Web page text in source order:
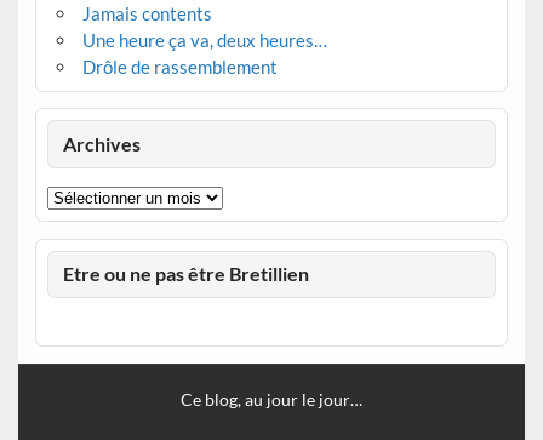
Jamais contents
Une heure ça va, deux heures…
Drôle de rassemblement
Archives
Archives
Etre ou ne pas être Bretillien
Ce blog, au jour le jour…